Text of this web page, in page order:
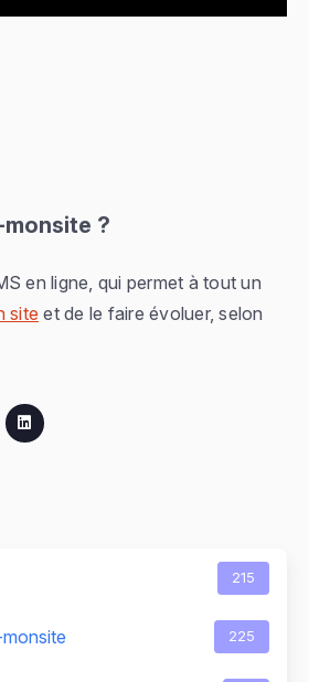
?
en ligne, qui permet à tout un
site et de le faire évoluer, selon
215
225